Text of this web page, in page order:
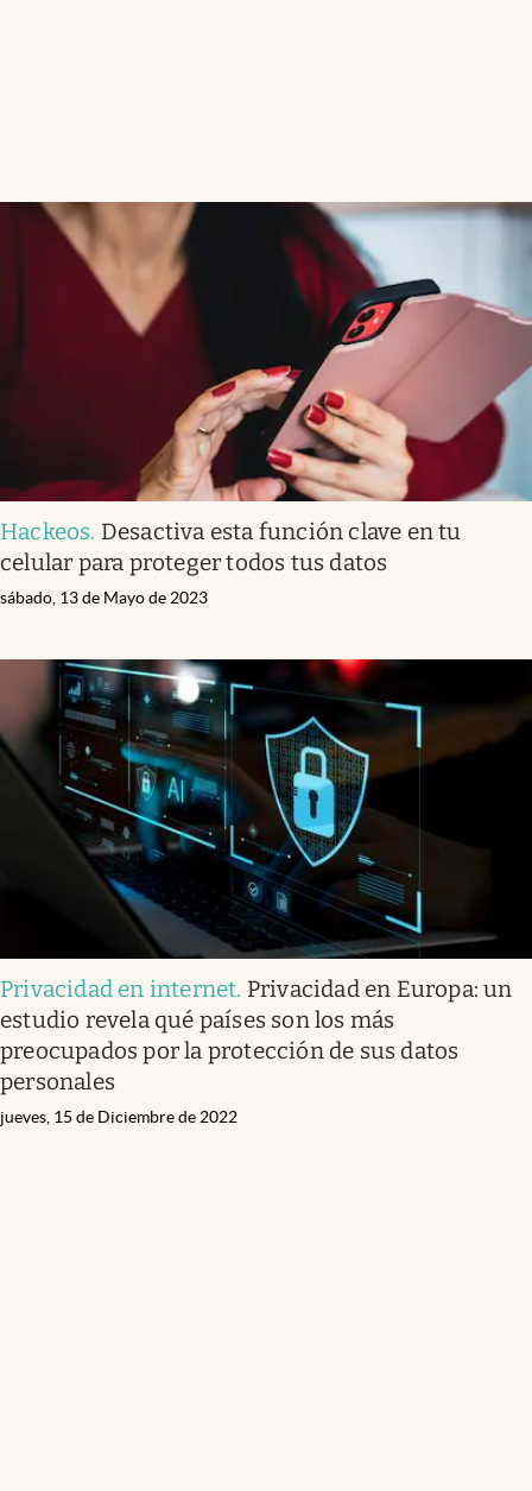
Hackeos. Desactiva esta función clave en tu
celular para proteger todos tus datos
sábado, 13 de Mayo de 2023
Privacidad en internet. Privacidad en Europa: un
estudio revela qué países son los más
preocupados por la protección de sus datos
personales
jueves, 15 de Diciembre de 2022